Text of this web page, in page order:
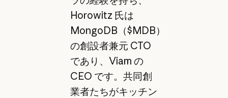
Horowitz 氏は
MongoDB（$MDB）
の創設者兼元 CTO
であり、Viam の
CEO です。共同創
業者たちがキッチン